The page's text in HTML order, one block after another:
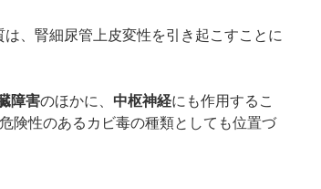
は、腎細尿管上皮変性を引き起こすことに
障害のほかに、 中枢神経にも作用するこ
険性のあるカビ毒の種類としても位置づ